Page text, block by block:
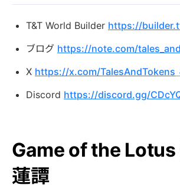
T&T World Builder https://
ブログ https://note.com/
X https://x.com/TalesAndTokens
Discord https://discord.gg/
Game of the Lotus
蓮譚